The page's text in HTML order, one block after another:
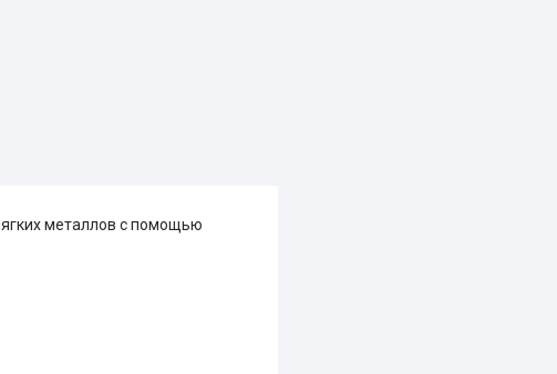
металлов с помощью